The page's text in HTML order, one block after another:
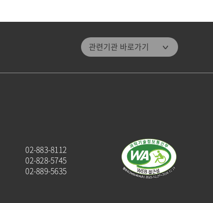
관련기관 바로가기
관악문화재단
관악구통합도서관
미디어센터관악
02-883-8112
02-828-5745
02-889-5635